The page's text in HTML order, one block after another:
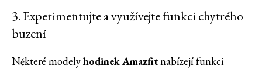
3. Experimentujte a využívejte funkci chytrého
buzení
Některé modelyhodinek Amazfitnabízejí funkci